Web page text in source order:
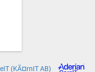
(KÃ¤rnIT AB)